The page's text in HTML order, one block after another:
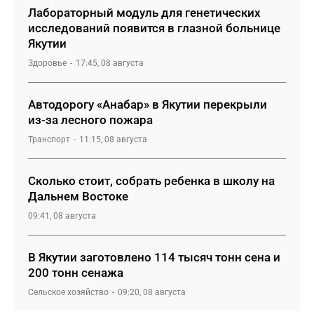
Лабораторный модуль для генетических
исследований появится в глазной больнице
Якутии
Здоровье 17:45, 08 августа
Автодорогу «Анабар» в Якутии перекрыли
из-за лесного пожара
Транспорт 11:15, 08 августа
Сколько стоит, собрать ребенка в школу на
Дальнем Востоке
09:41, 08 августа
В Якутии заготовлено 114 тысяч тонн сена и
200 тонн сенажа
Сельское хозяйство 09:20, 08 августа